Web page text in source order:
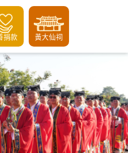
捐款 黃大仙祠